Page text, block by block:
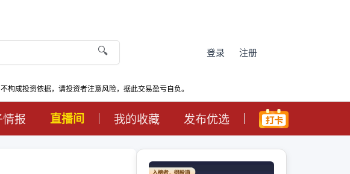
🔍 登录 注册
成投资依据，请投资者注意风险，据此交易盈亏自负。
报 直播间 我的收藏 发布优选